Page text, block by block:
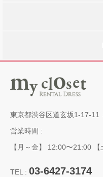
東京都渋谷区道玄坂1-17-11
営業時間 :
【月～金】 12:00〜21:00
TEL : 03-6427-3174